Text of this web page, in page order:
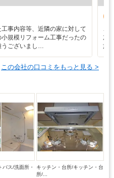
事内容等、近隣の家に対して
規模リフォーム工事だったの
うございまし…
こ
加
施
この会社の口コミをもっと見る >
バス/洗面所・
キッチン・台所/キッチン・台
所/...